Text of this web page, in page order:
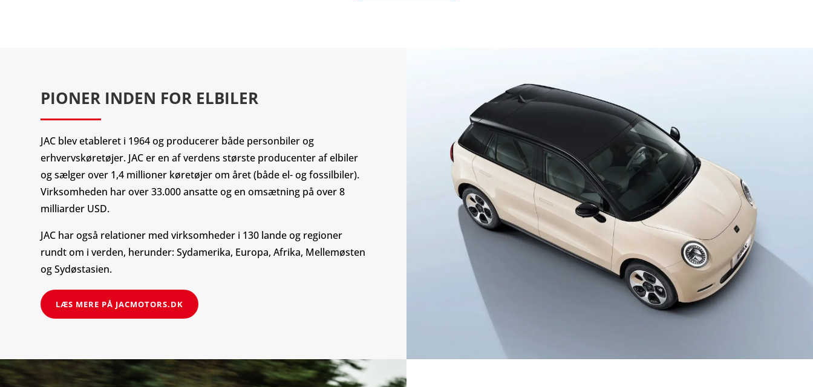
PIONER INDEN FOR ELBILER
JAC blev etableret i 1964 og producerer både personbiler og
erhvervskøretøjer. JAC er en af ​​verdens største producenter af elbiler
og sælger over 1,4 millioner køretøjer om året (både el- og fossilbiler).
Virksomheden har over 33.000 ansatte og en omsætning på over 8
milliarder USD.
JAC har også relationer med virksomheder i 130 lande og regioner
rundt om i verden, herunder: Sydamerika, Europa, Afrika, Mellemøsten
og Sydøstasien.
LÆS MERE PÅ JACMOTORS.DK